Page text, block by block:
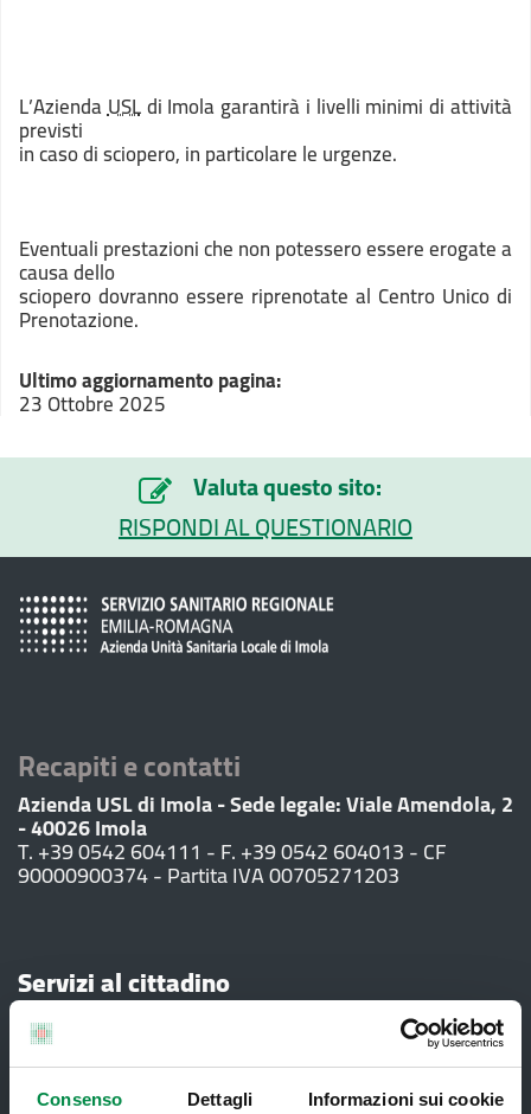
Consenso Dettagli Informazioni sui cookie
L’AziendaUSLdi Imola garantirà i livelli minimi di attività
previsti
in caso di sciopero, in particolare le urgenze.
Eventuali prestazioni che non potessero essere erogate a
causa dello
sciopero dovranno essere riprenotate al Centro Unico di
Prenotazione.
Ultimo aggiornamento pagina:
23 Ottobre 2025
Valuta questo sito:
RISPONDI AL QUESTIONARIO
Recapiti e contatti
Azienda USL di Imola - Sede legale: Viale Amendola, 2
- 40026 Imola
T. +39 0542 604111 - F. +39 0542 604013 - CF
90000900374 - Partita IVA 00705271203
Servizi al cittadino
Ambulatori di Continuità Assistenziale
e CAU